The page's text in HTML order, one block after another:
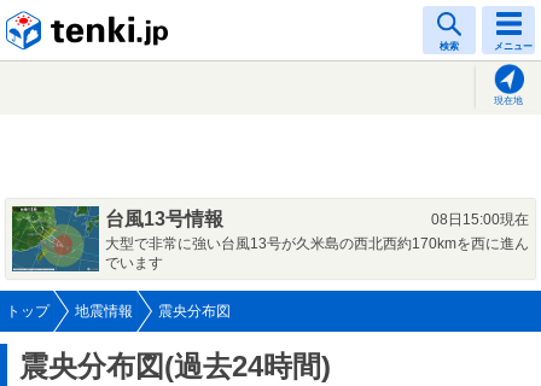
検索 メニュー
現在地
台風13号情報
08日15:00現在
大型で非常に強い台風13号が久米島の西北西約170kmを西に進ん
でいます
トップ 地震情報 震央分布図
震央分布図(過去24時間)